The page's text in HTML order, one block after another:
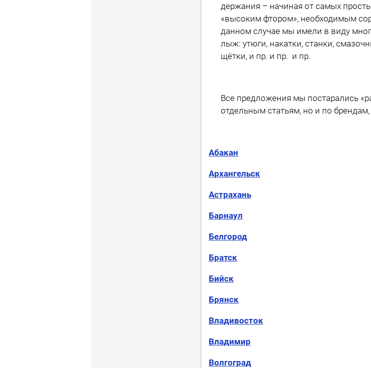
держания – начиная от самых
«высоким фтором», необходимым
данном случае мы имели в виду
лыж: утюги, накатки, станки,
щётки, и пр. и пр. и пр.
Все предложения мы постарались
отдельным статьям, но и по
Абакан
Архангельск
Астрахань
Барнаул
Белгород
Братск
Бийск
Брянск
Владивосток
Владимир
Волгоград